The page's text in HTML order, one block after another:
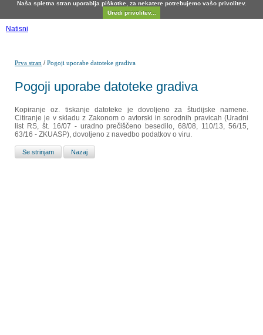
Naša spletna stran uporablja piškotke, za nekatere potrebujemo vašo privolitev.
Uredi privolitev...
Natisni
Prva stran /Pogoji uporabe datoteke gradiva
Pogoji uporabe datoteke gradiva
Kopiranje oz. tiskanje datoteke je dovoljeno za študijske namene.
Citiranje je v skladu z Zakonom o avtorski in sorodnih pravicah (Uradni
list RS, št. 16/07 - uradno prečiščeno besedilo, 68/08, 110/13, 56/15,
63/16 - ZKUASP), dovoljeno z navedbo podatkov o viru.